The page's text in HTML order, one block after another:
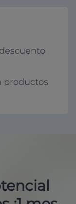
descuento
productos